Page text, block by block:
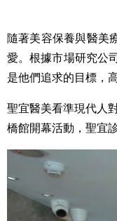
隨著美容保養與醫美
愛。根據市場研究公
是他們追求的目標，
聖宜醫美看準現代人
橋館開幕活動，聖宜